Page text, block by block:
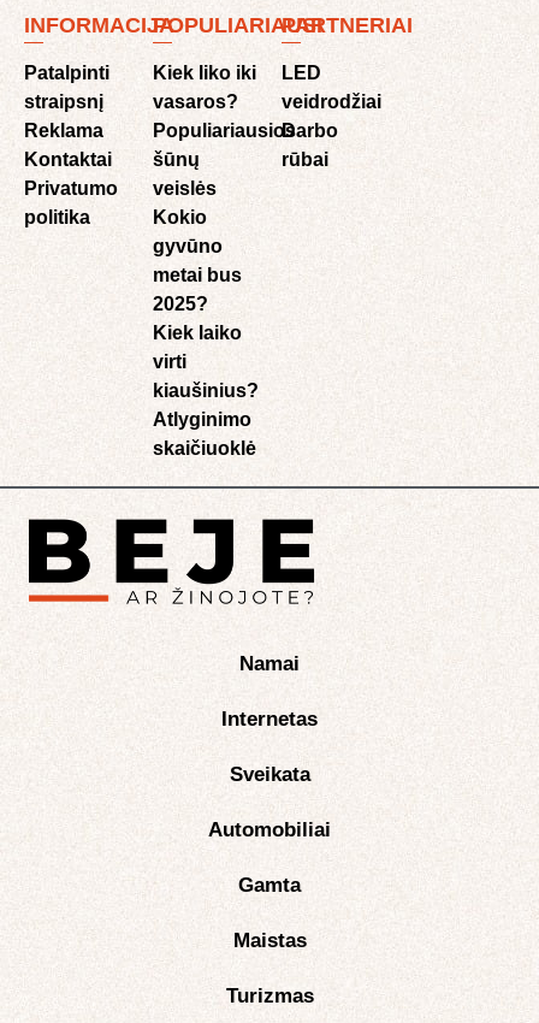
INFORMACIJA
Patalpinti
straipsnį
Reklama
Kontaktai
Privatumo
politika
POPULIARIAUSI
Kiek liko iki
vasaros?
Populiariausios
šūnų
veislės
Kokio
gyvūno
metai bus
2025?
Kiek laiko
virti
kiaušinius?
Atlyginimo
skaičiuoklė​
PARTNERIAI
LED
veidrodžiai
Darbo
rūbai
Namai
Internetas
Sveikata
Automobiliai
Gamta
Maistas
Turizmas